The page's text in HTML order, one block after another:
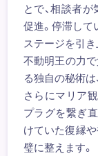
とで、相談者
促進。停滞して
ステージを引
不動明王の力
る独自の秘術
さらにマリア
プラグを繋ぎ
けていた復縁
璧に整えます。